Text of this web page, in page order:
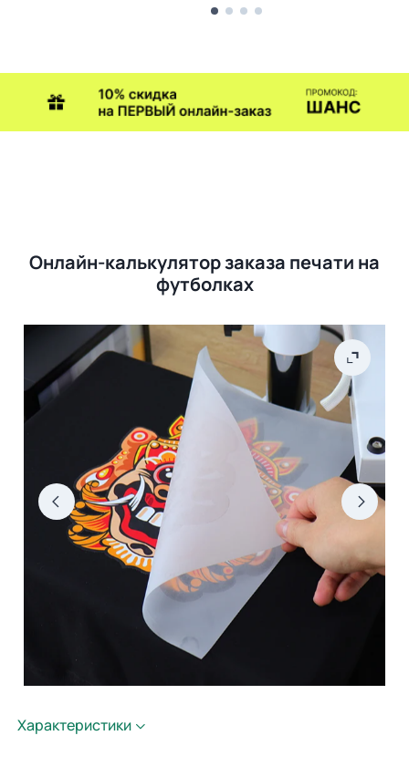
Онлайн-калькулятор заказа печати на
футболках
Характеристики